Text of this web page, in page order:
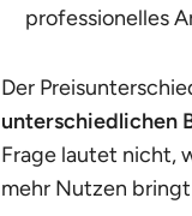
professionelles
Der
unterschiedlichen
Frage lautet nicht,
mehr Nutzen